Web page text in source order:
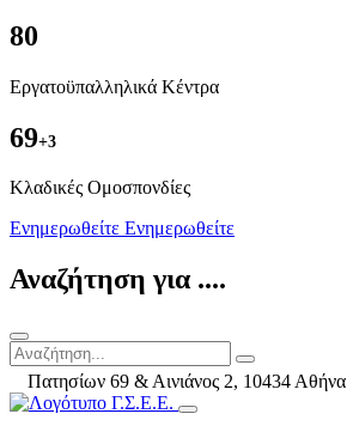
80
Εργατοϋπαλληλικά Κέντρα
69+3
Kλαδικές Ομοσπονδίες
Ενημερωθείτε Ενημερωθείτε
Αναζήτηση για ....
Πατησίων 69 & Αινιάνος 2, 10434 Αθήνα